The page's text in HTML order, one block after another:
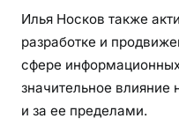
Илья Носков также
разработке и
сфере
значительное влияние
и за ее пределами.